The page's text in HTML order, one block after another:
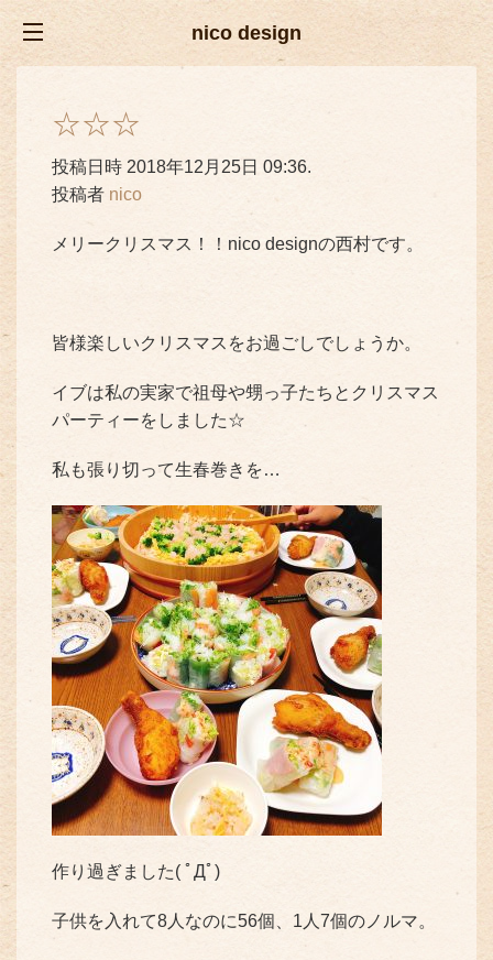
nico design
☆☆☆
投稿日時 2018年12月25日 09:36.
投稿者 nico
メリークリスマス！！nico designの西村です。
皆様楽しいクリスマスをお過ごしでしょうか。
イブは私の実家で祖母や甥っ子たちとクリスマス
パーティーをしました☆
私も張り切って生春巻きを…
作り過ぎました( ﾟДﾟ)
子供を入れて8人なのに56個、1人7個のノルマ。